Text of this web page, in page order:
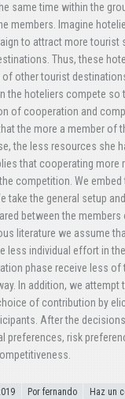
same time within the
members. Imagine
to attract more
Thus, these
other tourist
the hoteliers compete so
of cooperation and
the more a member of
the less resources she
that cooperating more
competition. We embed
take the general setup
between the members
literature we assume
less individual effort in
phase receive less of
In addition, we attempt
of contribution by
After the
preferences, risk
Por fernando Haz un